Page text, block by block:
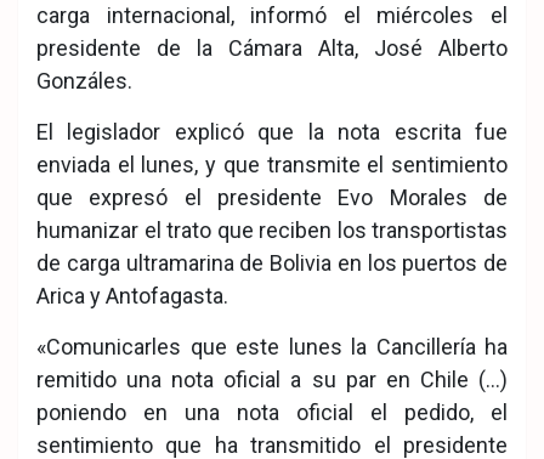
carga internacional, informó el miércoles el
presidente de la Cámara Alta, José Alberto
Gonzáles.
El legislador explicó que la nota escrita fue
enviada el lunes, y que transmite el sentimiento
que expresó el presidente Evo Morales de
humanizar el trato que reciben los transportistas
de carga ultramarina de Bolivia en los puertos de
Arica y Antofagasta.
«Comunicarles que este lunes la Cancillería ha
remitido una nota oficial a su par en Chile (…)
poniendo en una nota oficial el pedido, el
sentimiento que ha transmitido el presidente